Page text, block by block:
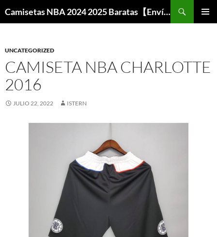
Camisetas NBA 2024 2025 Baratas【Envío Gratis】
UNCATEGORIZED
CAMISETA NBA CHARLOTTE
2016
JULIO 22, 2022 ISTERN